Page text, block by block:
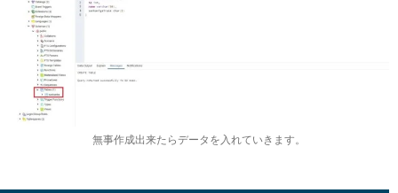
無事作成出来たらデータを入れていきます。